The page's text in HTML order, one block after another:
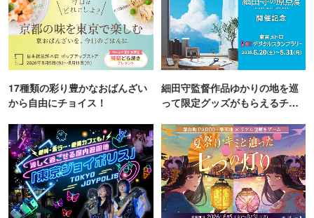
17種類の彩り豊かなおばんざい
から自由にチョイス！
細田守監督作品ゆかりの地を巡
って限定グッズがもらえるチャ